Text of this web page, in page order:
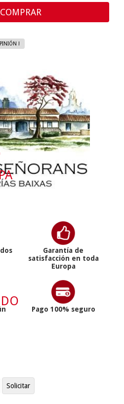
COMPRAR
!
Garantía de
satisfacción en toda
Europa
Pago 100% seguro